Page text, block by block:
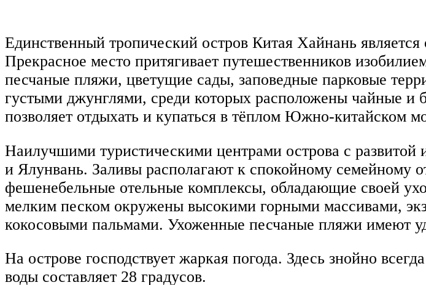
Единственный тропический остров Китая Хайнань
Прекрасное место притягивает путешественников
песчаные пляжи, цветущие сады, заповедные парковые
густыми джунглями, среди которых расположены чайные и
позволяет отдыхать и купаться в тёплом Южно-китайском
Наилучшими туристическими центрами острова с
и Ялунвань. Заливы располагают к спокойному семейному
фешенебельные отельные комплексы, обладающие своей
мелким песком окружены высокими горными массивами,
кокосовыми пальмами. Ухоженные песчаные пляжи имеют
На острове господствует жаркая погода. Здесь знойно
воды составляет 28 градусов.